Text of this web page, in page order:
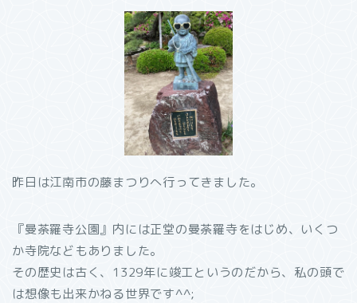
昨日は江南市の藤まつりへ行ってきました。
『曼荼羅寺公園』内には正堂の曼荼羅寺をはじめ、いくつ
か寺院などもありました。
その歴史は古く、1329年に竣工というのだから、私の頭で
は想像も出来かねる世界です^^;